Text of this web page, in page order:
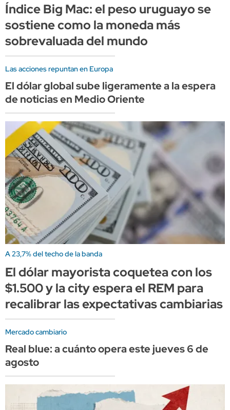
Índice Big Mac: el peso uruguayo se
sostiene como la moneda más
sobrevaluada del mundo
Las acciones repuntan en Europa
El dólar global sube ligeramente a la espera
de noticias en Medio Oriente
A 23,7% del techo de la banda
El dólar mayorista coquetea con los
$1.500 y la city espera el REM para
recalibrar las expectativas cambiarias
Mercado cambiario
Real blue: a cuánto opera este jueves 6 de
agosto